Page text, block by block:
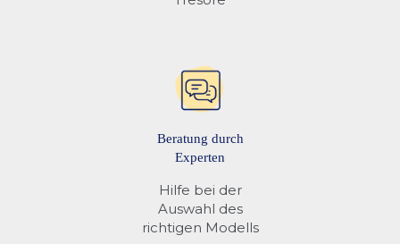
Beratung durch
Experten
Hilfe bei der
Auswahl des
richtigen Modells